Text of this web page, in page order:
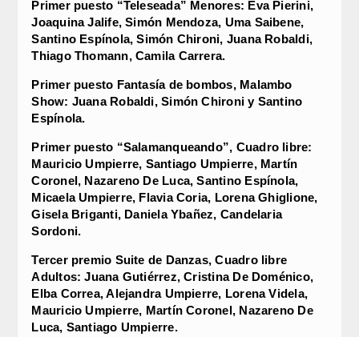
Primer puesto “Teleseada” Menores: Eva Pierini,
Joaquina Jalife, Simón Mendoza, Uma Saibene,
Santino Espínola, Simón Chironi, Juana Robaldi,
Thiago Thomann, Camila Carrera.
Primer puesto Fantasía de bombos, Malambo
Show: Juana Robaldi, Simón Chironi y Santino
Espínola.
Primer puesto “Salamanqueando”, Cuadro libre:
Mauricio Umpierre, Santiago Umpierre, Martín
Coronel, Nazareno De Luca, Santino Espínola,
Micaela Umpierre, Flavia Coria, Lorena Ghiglione,
Gisela Briganti, Daniela Ybañez, Candelaria
Sordoni.
Tercer premio Suite de Danzas, Cuadro libre
Adultos: Juana Gutiérrez, Cristina De Doménico,
Elba Correa, Alejandra Umpierre, Lorena Videla,
Mauricio Umpierre, Martín Coronel, Nazareno De
Luca, Santiago Umpierre.